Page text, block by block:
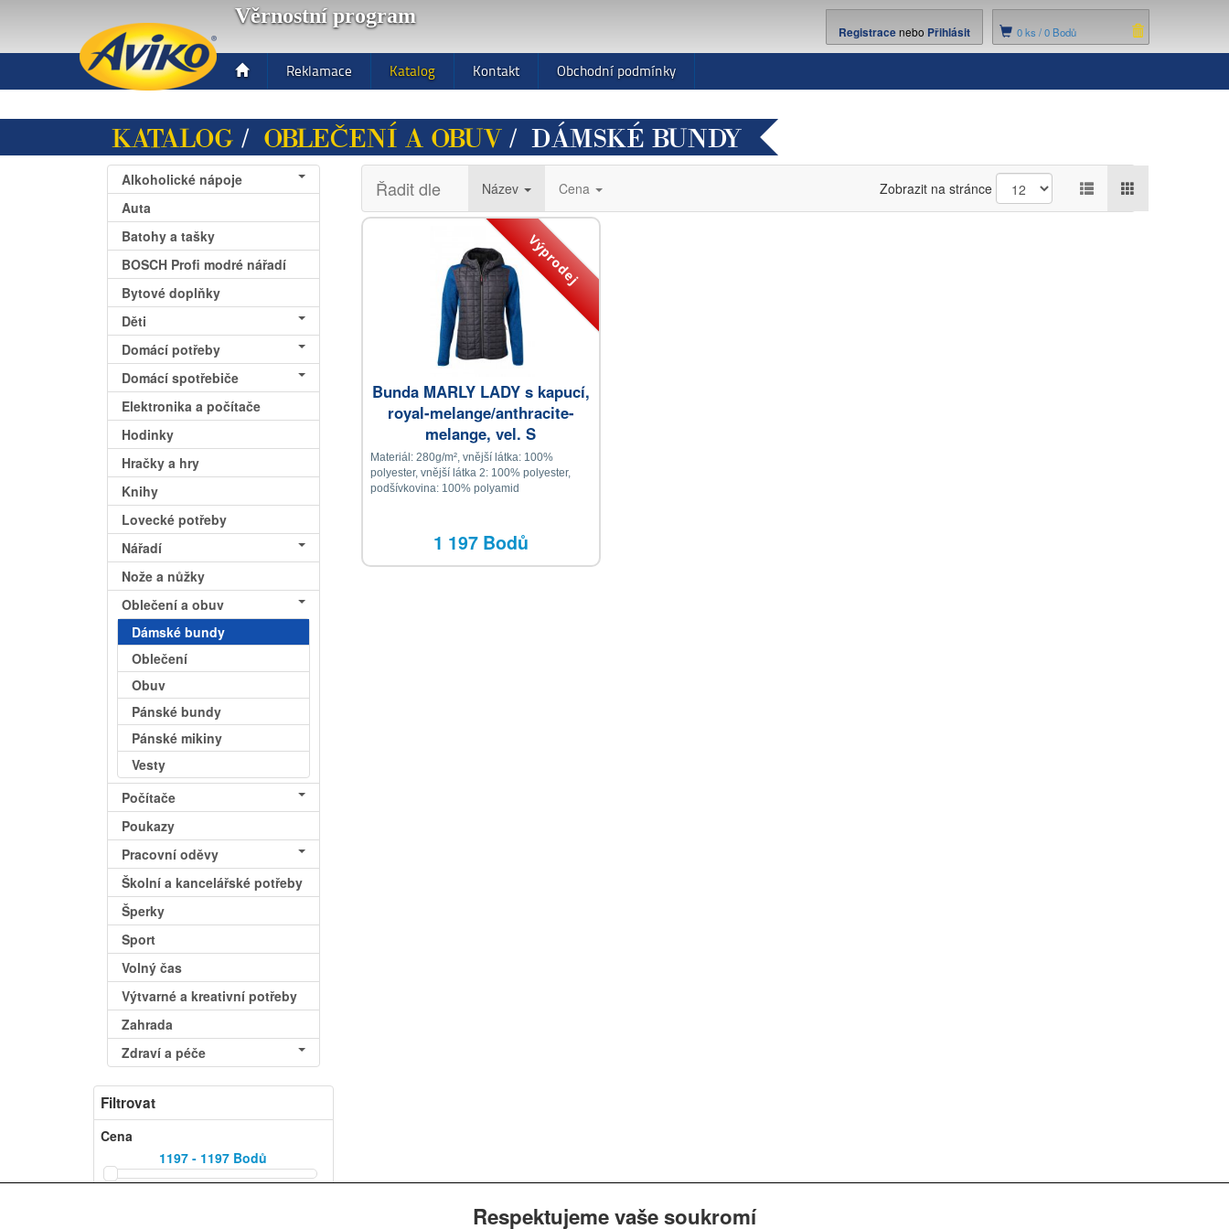
Věrnostní program
0ks /0 Bodů
Registracenebo Přihlásit
Toggle
navigation
Reklamace Katalog Kontakt Obchodní podmínky
KATALOG / OBLEČENÍ A OBUV / DÁMSKÉ BUNDY
Alkoholické nápoje
Auta
Batohy a tašky
BOSCH Profi modré nářadí
Bytové doplňky
Děti
Domácí potřeby
Domácí spotřebiče
Elektronika a počítače
Hodinky
Hračky a hry
Knihy
Lovecké potřeby
Nářadí
Nože a nůžky
Oblečení a obuv
Dámské bundy
Oblečení
Obuv
Pánské bundy
Pánské mikiny
Vesty
Počítače
Poukazy
Pracovní oděvy
Školní a kancelářské potřeby
Šperky
Sport
Volný čas
Výtvarné a kreativní potřeby
Zahrada
Zdraví a péče
Filtrovat
Cena
1197 - 1197 Bodů
Řadit dle Název Cena Zobrazit na stránce
Výprodej
Bunda MARLY LADY s kapucí,
royal-melange/anthracite-
melange, vel. S
Materiál: 280g/m², vnější látka: 100%
polyester, vnější látka 2: 100% polyester,
podšívkovina: 100% polyamid
1 197 Bodů
Respektujeme vaše soukromí